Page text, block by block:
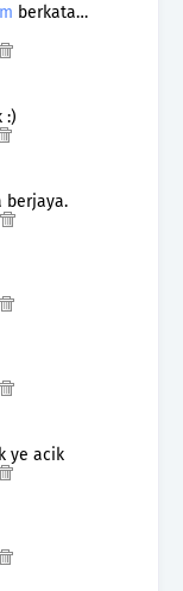
berkata…
:)
berjaya.
ye acik